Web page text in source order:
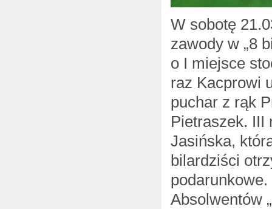
W sobotę
zawody w „8
o I miejsce
raz Kacprowi
puchar z rąk
Pietraszek. III
Jasińska,
bilardziści
Absolwentów